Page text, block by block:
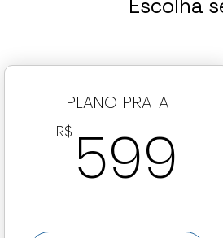
Escolha
PLANO PRATA
R$ 599